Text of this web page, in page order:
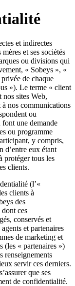
et indirectes
et ses sociétés
ou divisions qui
« Sobeys », «
de chaque
»). Le terme « client
nos sites Web,
nos communications
ou
une demande
ou programme
y compris,
d’entre eux étant
protéger tous les
clients.
(l’«
clients à
des
ces
conservés et
et partenaires
de marketing et
(les « partenaires »)
renseignements
servir ces derniers.
que ses
de confidentialité.